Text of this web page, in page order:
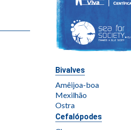
Bivalves
Amêijoa-boa
Mexilhão
Ostra
Cefalópodes